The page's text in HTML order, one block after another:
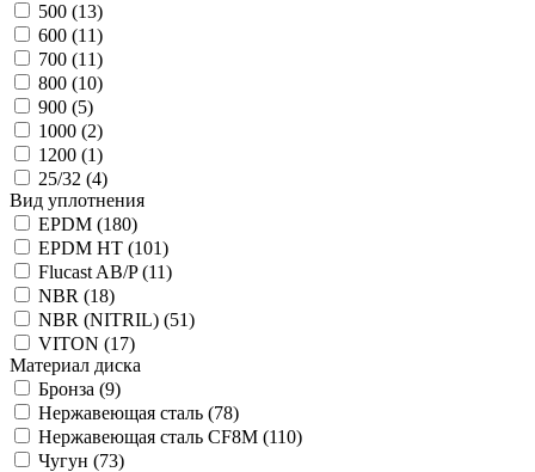
500 (13)
600 (11)
700 (11)
800 (10)
900 (5)
1000 (2)
1200 (1)
25/32 (4)
Вид уплотнения
EPDM (180)
EPDM HT (101)
Flucast AB/P(11)
NBR (18)
NBR (NITRIL) (51)
VITON (17)
Материал диска
Бронза (9)
Нержавеющая сталь (78)
Нержавеющая сталь CF8M (110)
Чугун (73)